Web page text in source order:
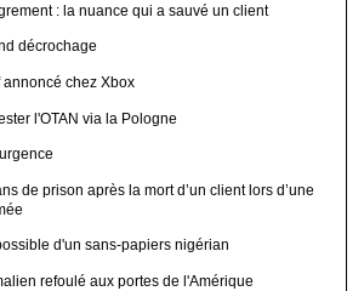
: la nuance qui a sauvé un client
décrochage
chez Xbox
l'OTAN via la Pologne
de prison après la mort d’un client lors d’une
d'un sans-papiers nigérian
refoulé aux portes de l'Amérique